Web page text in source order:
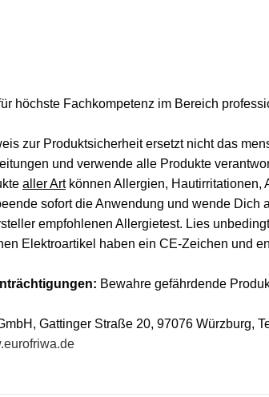
höchste Fachkompetenz im Bereich
zur Produktsicherheit ersetzt nicht das
und verwende alle Produkte
aller Artkönnen Allergien, Hautirritationen,
sofort die Anwendung und wende
empfohlenen Allergietest. Lies
Elektroartikel haben ein CE-Zeichen und
Bewahre gefährdende
Gattinger Straße 20, 97076 Würzburg,